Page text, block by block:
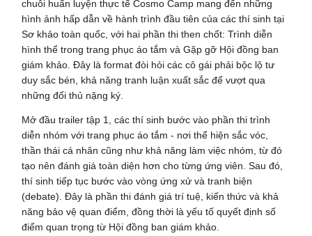
chuỗi huấn luyện thực tế Cosmo Camp mang đến những
hình ảnh hấp dẫn về hành trình đầu tiên của các thí sinh tại
Sơ khảo toàn quốc, với hai phần thi then chốt: Trình diễn
hình thể trong trang phục áo tắm và Gặp gỡ Hội đồng ban
giám khảo. Đây là format đòi hỏi các cô gái phải bộc lộ tư
duy sắc bén, khả năng tranh luận xuất sắc để vượt qua
những đối thủ nặng ký.
Mở đầu trailer tập 1, các thí sinh bước vào phần thi trình
diễn nhóm với trang phục áo tắm - nơi thể hiện sắc vóc,
thần thái cá nhân cũng như khả năng làm việc nhóm, từ đó
tạo nên đánh giá toàn diện hơn cho từng ứng viên. Sau đó,
thí sinh tiếp tục bước vào vòng ứng xử và tranh biện
(debate). Đây là phần thi đánh giá trí tuệ, kiến thức và khả
năng bảo vệ quan điểm, đồng thời là yếu tố quyết định số
điểm quan trọng từ Hội đồng ban giám khảo.